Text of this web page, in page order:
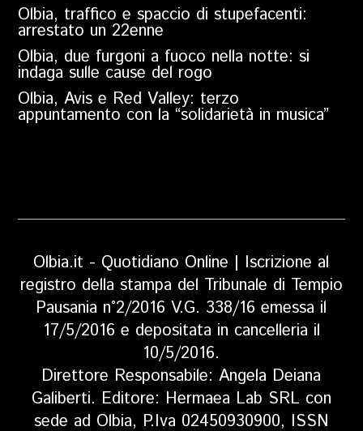
Olbia, traffico e spaccio di stupefacenti:
arrestato un 22enne
Olbia, due furgoni a fuoco nella notte: si
indaga sulle cause del rogo
Olbia, Avis e Red Valley: terzo
appuntamento con la “solidarietà in musica”
Olbia.it - Quotidiano Online | Iscrizione al
registro della stampa del Tribunale di Tempio
Pausania n°2/2016 V.G. 338/16 emessa il
17/5/2016 e depositata in cancelleria il
10/5/2016.
Direttore Responsabile: Angela Deiana
Galiberti. Editore: Hermaea Lab SRL con
sede ad Olbia, P.Iva 02450930900, ISSN